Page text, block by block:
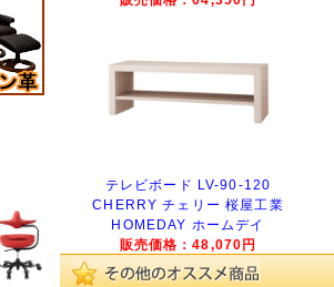
テレビボード LV-90-120
CHERRY チェリー 桜屋工業
HOMEDAY ホームデイ
販売価格：48,070円